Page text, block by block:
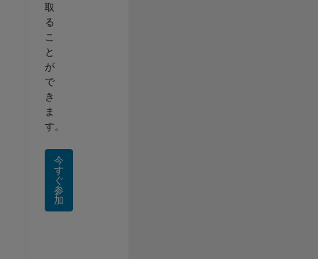
取
る
こ
と
が
で
き
ま
す。
今
す
ぐ
参
加